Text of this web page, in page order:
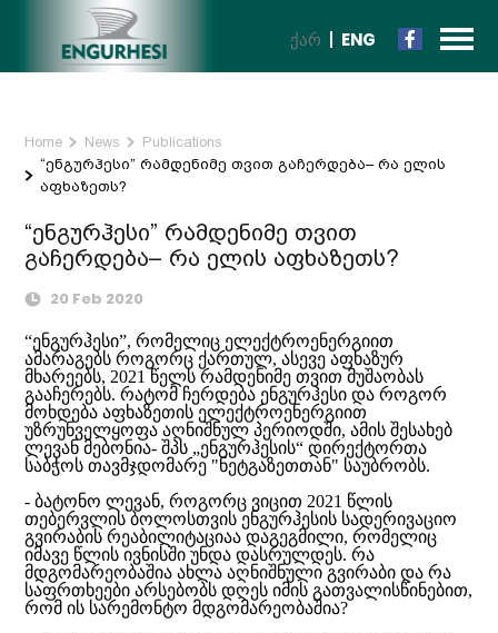
ᲥᲐᲠ ENG
Home News
Publications
“ენგურჰესი” რამდენიმე თვით გაჩერდება– რა ელის
აფხაზეთს?
“ენგურჰესი” რამდენიმე თვით
გაჩერდება– რა ელის აფხაზეთს?
20 Feb 2020
“ენგურჰესი”, რომელიც ელექტროენერგიით
ამარაგებს როგორც ქართულ, ასევე აფხაზურ
მხარეებს, 2021 წელს რამდენიმე თვით მუშაობას
გააჩერებს. რატომ ჩერდება ენგურჰესი და როგორ
მოხდება აფხაზეთის ელექტროენერგიით
უზრუნველყოფა აღნიშნულ პერიოდში, ამის შესახებ
ლევან მებონია- შპს „ენგურჰესის“ დირექტორთა
საბჭოს თავმჯდომარე "ნეტგაზეთთან" საუბრობს.
- ბატონო ლევან, როგორც ვიცით 2021 წლის
თებერვლის ბოლოსთვის ენგურჰესის სადერივაციო
გვირაბის რეაბილიტაციაა დაგეგმილი, რომელიც
იმავე წლის ივნისში უნდა დასრულდეს. რა
მდგომარეობაშია ახლა აღნიშნული გვირაბი და რა
საფრთხეები არსებობს დღეს იმის გათვალისწინებით,
რომ ის სარემონტო მდგომარეობაშია?